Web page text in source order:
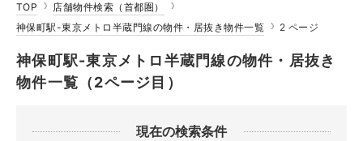
TOP
店舗物件検索（首都圏）
神保町駅-東京メトロ半蔵門線の物件・居抜き物件一覧
2 ページ
神保町駅-東京メトロ半蔵門線の物件・居抜き
物件一覧（2ページ目）
現在の検索条件